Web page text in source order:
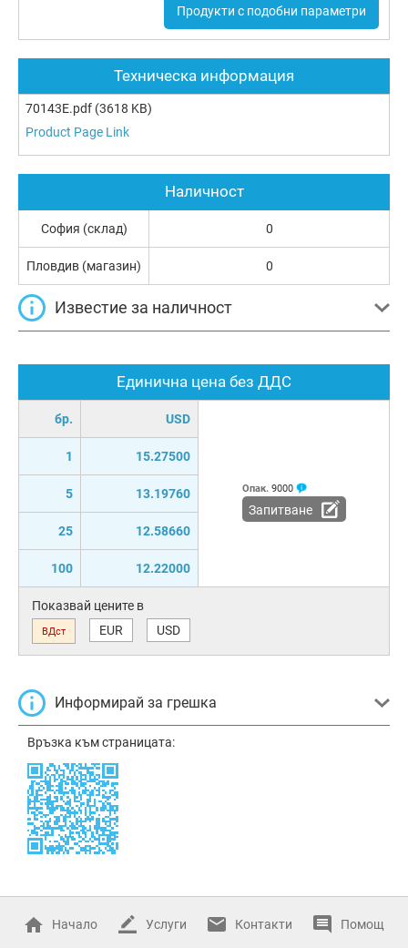
Продукти с подобни параметри
Техническа информация
70143E.pdf (3618 KB)
Product Page Link
Единична цена без ДДС
бр. USD
1 15.27500
5 13.19760
25 12.58660
100 12.22000
Опак. 9000
Запитване
Показвай цените в
ВДст EUR USD
Информирай за грешка
Връзка към страницата:
Наличност
София (склад) 0
Пловдив (магазин) 0
Известие за наличност
Начало Услуги Контакти Помощ